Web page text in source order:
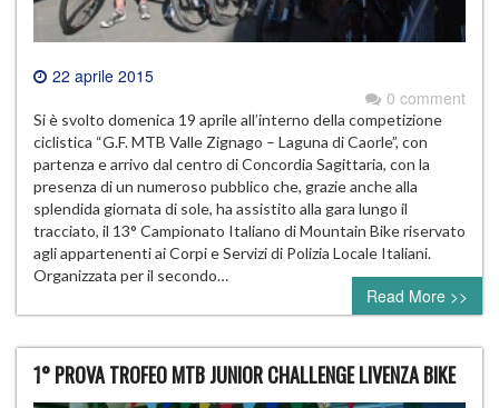
22 aprile 2015
0 comment
Si è svolto domenica 19 aprile all’interno della competizione
ciclistica “G.F. MTB Valle Zignago – Laguna di Caorle”, con
partenza e arrivo dal centro di Concordia Sagittaria, con la
presenza di un numeroso pubblico che, grazie anche alla
splendida giornata di sole, ha assistito alla gara lungo il
tracciato, il 13° Campionato Italiano di Mountain Bike riservato
agli appartenenti ai Corpi e Servizi di Polizia Locale Italiani.
Organizzata per il secondo…
Read More >>
1° PROVA TROFEO MTB JUNIOR CHALLENGE LIVENZA BIKE